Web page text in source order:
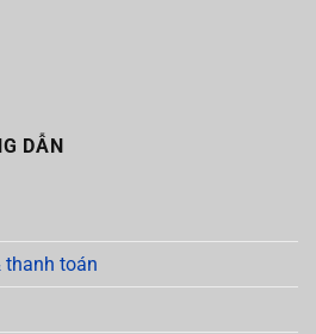
DẪN
thanh toán